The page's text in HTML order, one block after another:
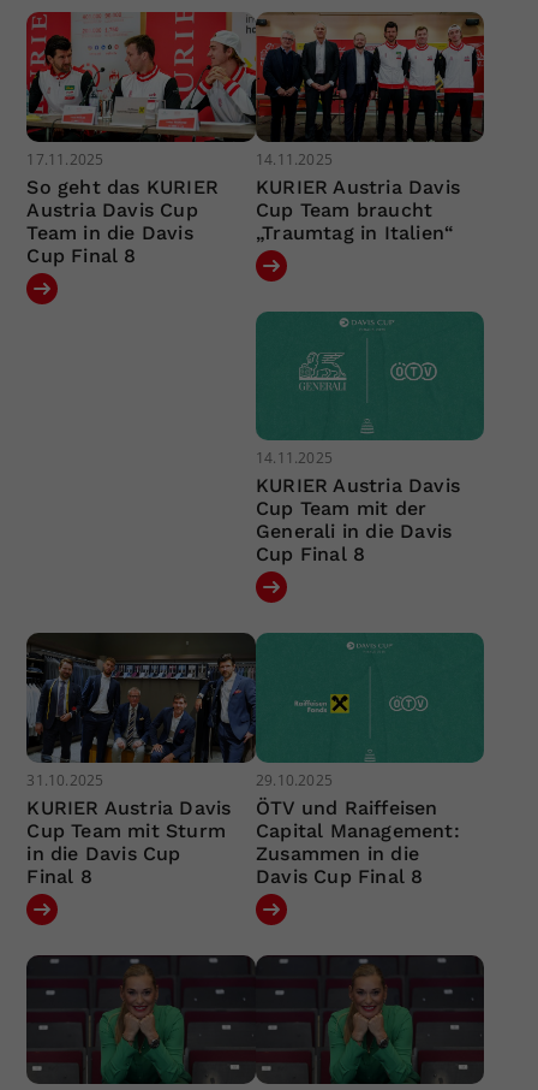
17.11.2025
So geht das KURIER
Austria Davis Cup
Team in die Davis
Cup Final 8
14.11.2025
KURIER Austria Davis
Cup Team braucht
„Traumtag in Italien“
14.11.2025
KURIER Austria Davis
Cup Team mit der
Generali in die Davis
Cup Final 8
31.10.2025
KURIER Austria Davis
Cup Team mit Sturm
in die Davis Cup
Final 8
29.10.2025
ÖTV und Raiffeisen
Capital Management:
Zusammen in die
Davis Cup Final 8